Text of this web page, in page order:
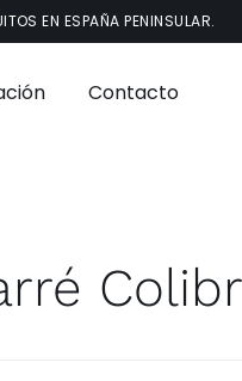
EN ESPAÑA PENINSULAR.
Contacto